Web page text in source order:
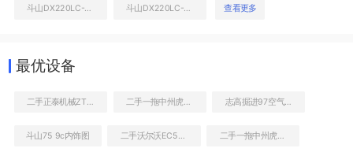
查看更多
最优设备
二手一拖中州虎828C非公路自卸车 志高掘进97空气压缩机
斗山75 9c内饰图 二手一拖中州虎828C非公路自卸车